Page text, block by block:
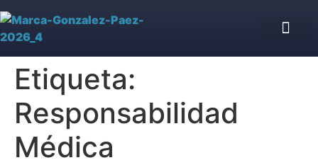
Etiqueta:
Responsabilidad
Médica